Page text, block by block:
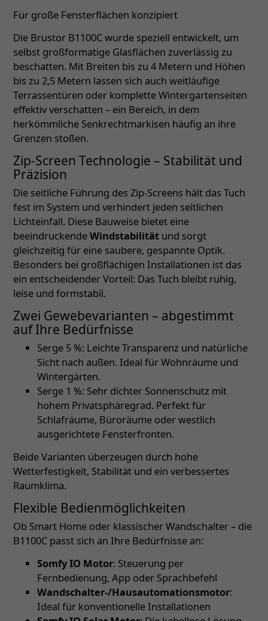
Für große Fensterflächen konzipiert
Die Brustor B1100C wurde speziell entwickelt, um
selbst großformatige Glasflächen zuverlässig zu
beschatten. Mit Breiten bis zu 4 Metern und Höhen
bis zu 2,5 Metern lassen sich auch weitläufige
Terrassentüren oder komplette Wintergartenseiten
effektiv verschatten – ein Bereich, in dem
herkömmliche Senkrechtmarkisen häufig an ihre
Grenzen stoßen.
Zip-Screen Technologie – Stabilität und
Präzision
Die seitliche Führung des Zip-Screens hält das Tuch
fest im System und verhindert jeden seitlichen
Lichteinfall. Diese Bauweise bietet eine
beeindruckendeWindstabilität und sorgt
gleichzeitig für eine saubere, gespannte Optik.
Besonders bei großflächigen Installationen ist das
ein entscheidender Vorteil: Das Tuch bleibt ruhig,
leise und formstabil.
Zwei Gewebevarianten – abgestimmt
auf Ihre Bedürfnisse
Serge 5 %: Leichte Transparenz und natürliche
Sicht nach außen. Ideal für Wohnräume und
Wintergärten.
Serge 1 %: Sehr dichter Sonnenschutz mit
hohem Privatsphäregrad. Perfekt für
Schlafräume, Büroräume oder westlich
ausgerichtete Fensterfronten.
Beide Varianten überzeugen durch hohe
Wetterfestigkeit, Stabilität und ein verbessertes
Raumklima.
Flexible Bedienmöglichkeiten
Ob Smart Home oder klassischer Wandschalter – die
B1100C passt sich an Ihre Bedürfnisse an:
Somfy IO Motor: Steuerung per
Fernbedienung, App oder Sprachbefehl
Wandschalter-/Hausautomationsmotor:
Ideal für konventionelle Installationen